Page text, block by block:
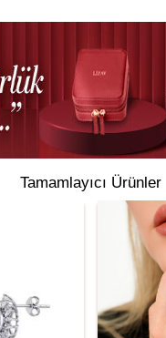
Tamamlayıcı Ürünler